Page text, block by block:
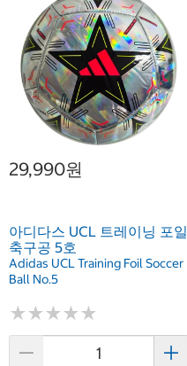
29,990원
아디다스 UCL 트레이닝 포일
축구공 5호
Adidas UCL Training Foil Soccer
Ball No.5
★★★★★
★★★★★